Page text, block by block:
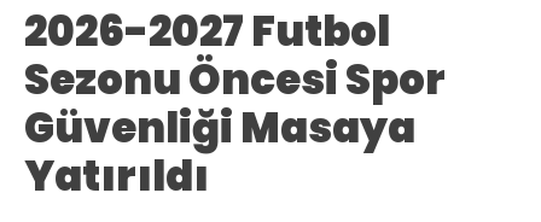
2026-2027 Futbol
Sezonu Öncesi Spor
Güvenliği Masaya
Yatırıldı